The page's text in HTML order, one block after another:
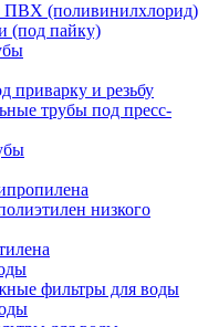
ПВХ (поливинилхлорид)
(под пайку)
приварку и резьбу
трубы под пресс-
низкого
фильтры для воды